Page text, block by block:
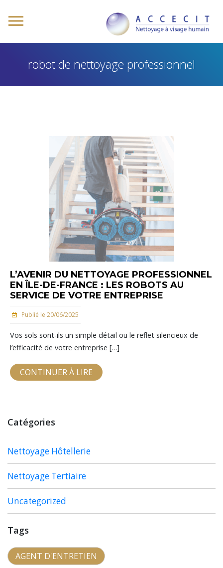
robot de nettoyage professionnel
L’AVENIR DU NETTOYAGE PROFESSIONNEL
EN ÎLE-DE-FRANCE : LES ROBOTS AU
SERVICE DE VOTRE ENTREPRISE
Publié le 20/06/2025
Vos sols sont-ils un simple détail ou le reflet silencieux de
l’efficacité de votre entreprise […]
CONTINUER À LIRE
Catégories
Nettoyage Hôtellerie
Nettoyage Tertiaire
Uncategorized
Tags
AGENT D'ENTRETIEN